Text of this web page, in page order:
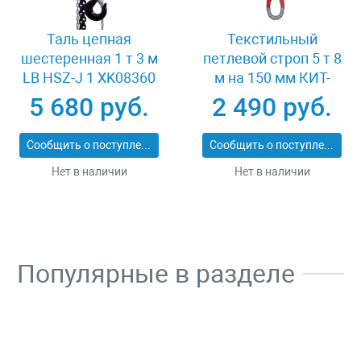
Таль цепная
шестеренная 1 т 3 м
LB HSZ-J 1 XK08360
5 680 руб.
Сообщить о поступлении
Нет в наличии
Текстильный
петлевой строп 5 т 8
м на 150 мм КИТ-
СТП-5-8
2 490 руб.
Сообщить о поступлении
Нет в наличии
Популярные в разделе